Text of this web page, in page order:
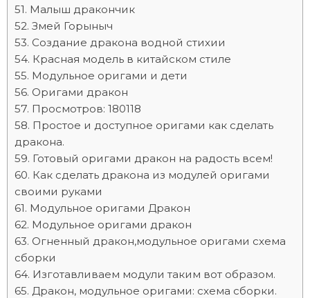
Малыш дракончик
Змей Горыныч
Создание дракона водной стихии
Красная модель в китайском стиле
Модульное оригами и дети
Оригами дракон
Просмотров: 180118
Простое и доступное оригами как сделать
дракона.
Готовый оригами дракон на радость всем!
Как сделать дракона из модулей оригами
своими руками
Модульное оригами Дракон
Модульное оригами дракон
Огненный дракон,модульное оригами схема
сборки
Изготавливаем модули таким вот образом.
Дракон, модульное оригами: схема сборки.